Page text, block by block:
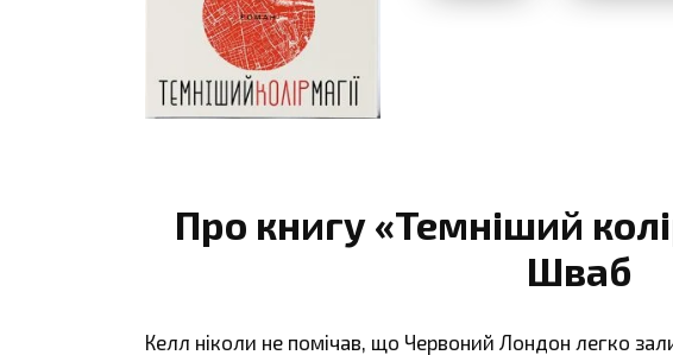
Про книгу «Темніший
Шваб
Келл ніколи не помічав, що Червоний Лондон легко